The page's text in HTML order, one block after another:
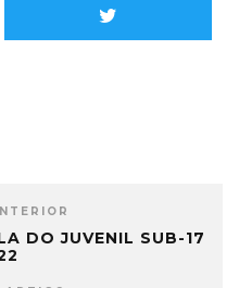
DO JUVENIL SUB-17